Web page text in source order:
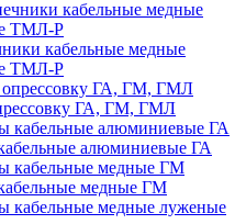
кабельные медные
ТМЛ-Р
ГА, ГМ, ГМЛ
алюминиевые ГА
медные ГМ